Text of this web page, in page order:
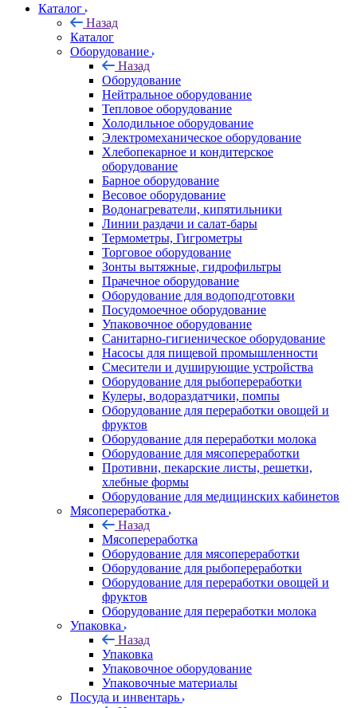
Каталог
Назад
Каталог
Оборудование
Назад
Оборудование
Нейтральное оборудование
Тепловое оборудование
Холодильное оборудование
Электромеханическое оборудование
Хлебопекарное и кондитерское
оборудование
Барное оборудование
Весовое оборудование
Водонагреватели, кипятильники
Линии раздачи и салат-бары
Термометры, Гигрометры
Торговое оборудование
Зонты вытяжные, гидрофильтры
Прачечное оборудование
Оборудование для водоподготовки
Посудомоечное оборудование
Упаковочное оборудование
Санитарно-гигиеническое оборудование
Насосы для пищевой промышленности
Смесители и душирующие устройства
Оборудование для рыбопереработки
Кулеры, водораздатчики, помпы
Оборудование для переработки овощей и
фруктов
Оборудование для переработки молока
Оборудование для мясопереработки
Противни, пекарские листы, решетки,
хлебные формы
Оборудование для медицинских кабинетов
Мясопереработка
Назад
Мясопереработка
Оборудование для мясопереработки
Оборудование для рыбопереработки
Оборудование для переработки овощей и
фруктов
Оборудование для переработки молока
Упаковка
Назад
Упаковка
Упаковочное оборудование
Упаковочные материалы
Посуда и инвентарь